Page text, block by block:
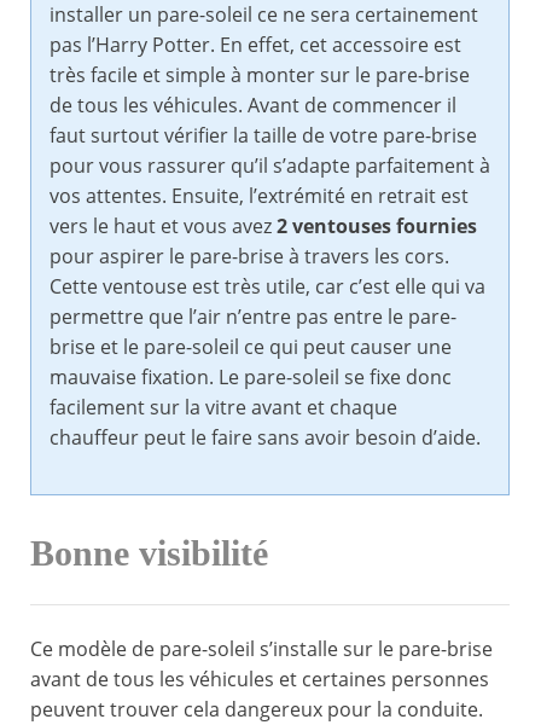
installer un pare-soleil ce ne sera certainement
pas l’Harry Potter. En effet, cet accessoire est
très facile et simple à monter sur le pare-brise
de tous les véhicules. Avant de commencer il
faut surtout vérifier la taille de votre pare-brise
pour vous rassurer qu’il s’adapte parfaitement à
vos attentes. Ensuite, l’extrémité en retrait est
vers le haut et vous avez2 ventouses fournies
pour aspirer le pare-brise à travers les cors.
Cette ventouse est très utile, car c’est elle qui va
permettre que l’air n’entre pas entre le pare-
brise et le pare-soleil ce qui peut causer une
mauvaise fixation. Le pare-soleil se fixe donc
facilement sur la vitre avant et chaque
chauffeur peut le faire sans avoir besoin d’aide.
Bonne visibilité
Ce modèle de pare-soleil s’installe sur le pare-brise
avant de tous les véhicules et certaines personnes
peuvent trouver cela dangereux pour la conduite.